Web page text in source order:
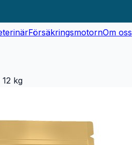
FörsäkringsmotornOm oss
kg